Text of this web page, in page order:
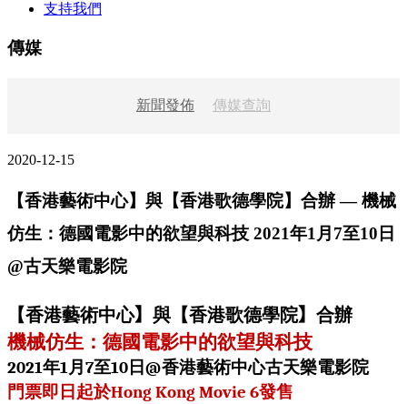
支持我們
傳媒
新聞發佈 傳媒查詢
2020-12-15
【香港藝術中心】與【香港歌德學院】合辦 — 機械
仿生：德國電影中的欲望與科技 2021年1月7至10日
@古天樂電影院
【香港藝術中心】 與【香港歌德學院】 合辦
機械仿生：德國電影中的欲望與科技
2021年1月7至10日@香港藝術中心古天樂電影院
門票即日起於Hong Kong Movie 6發售